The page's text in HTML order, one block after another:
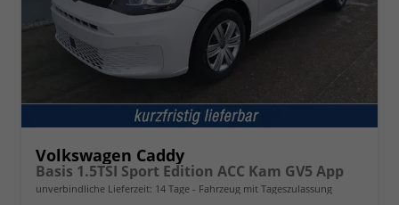
Volkswagen Caddy
Basis 1.5TSI Sport Edition ACC Kam GV5 App
unverbindliche Lieferzeit: 14 Tage Fahrzeug mit Tageszulassung